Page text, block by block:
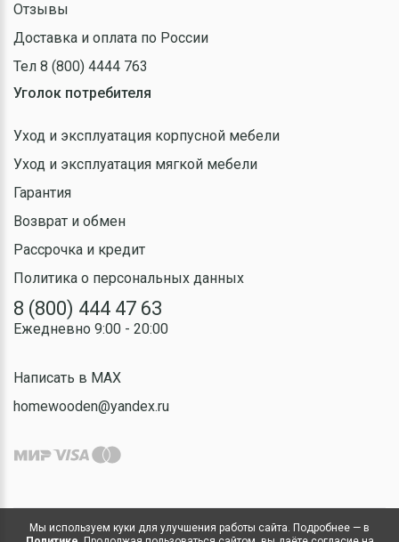
Отзывы
Доставка и оплата по России
Тел 8 (800) 4444 763
Уголок потребителя
Уход и эксплуатация корпусной мебели
Уход и эксплуатация мягкой мебели
Гарантия
Возврат и обмен
Рассрочка и кредит
Политика о персональных данных
8 (800) 444 47 63
Ежедневно 9:00 - 20:00
Написать в MAX
homewooden@yandex.ru
Мы используем куки для улучшения работы сайта. Подробнее — в